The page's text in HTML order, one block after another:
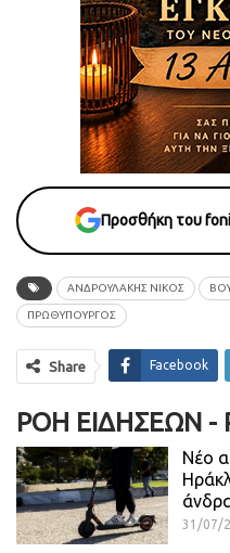
Προσθήκη του
ΑΝΔΡΟΥΛΑΚΗΣ ΝΙΚΟΣ
ΠΡΩΘΥΠΟΥΡΓΟΣ
Share Facebook
ΡΟΉ ΕΙΔΉΣΕΩΝ -
Νέο
31/07/